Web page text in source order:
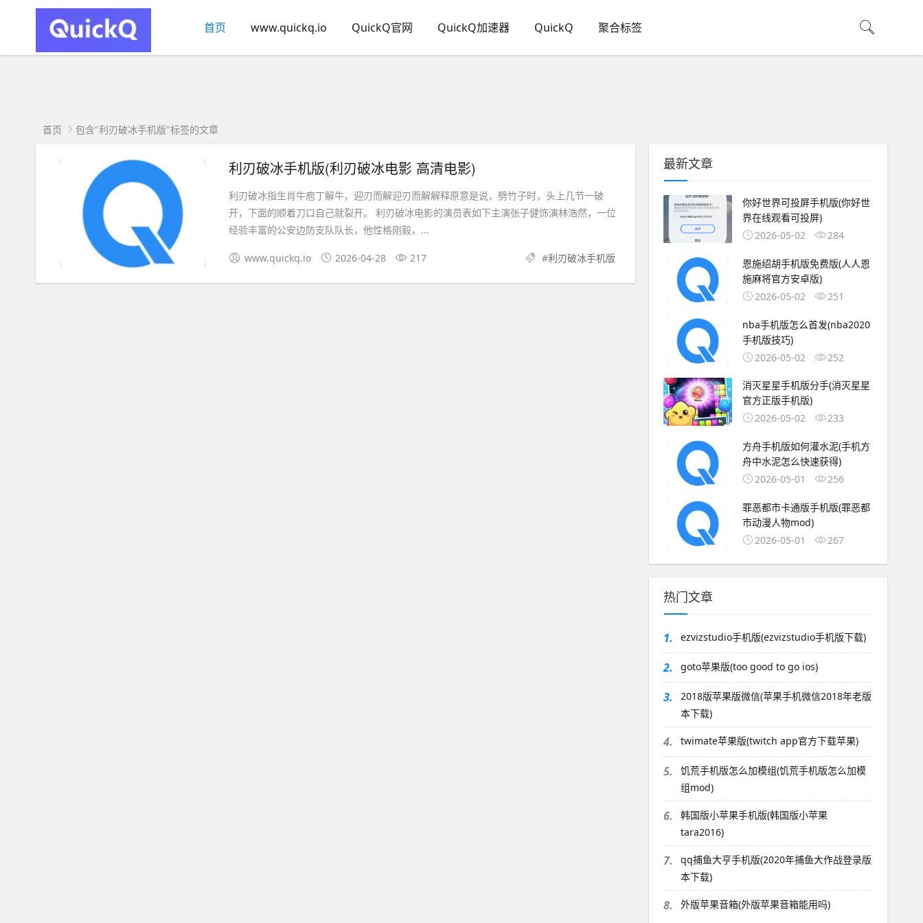
首页 www.quickq.io QuickQ官网 QuickQ加速器 QuickQ 聚合标签
首页 包含"利刃破冰手机版"标签的文章
利刃破冰手机版(利刃破冰电影 高清电影)
利刃破冰指生肖牛庖丁解牛，迎刃而解迎刃而解解释原意是说，劈竹子时，头上几节一破
开，下面的顺着刀口自己就裂开。 利刃破冰电影的演员表如下主演张子健饰演林浩然，一位
经验丰富的公安边防支队队长，他性格刚毅，...
www.quickq.io 2026-04-28 217 #利刃破冰手机版
最新文章
你好世界可投屏手机版(你好世
界在线观看可投屏)
2026-05-02
284
恩施绍胡手机版免费版(人人恩
施麻将官方安卓版)
2026-05-02
251
nba手机版怎么首发(nba2020
手机版技巧)
2026-05-02
252
消灭星星手机版分手(消灭星星
官方正版手机版)
2026-05-02
233
方舟手机版如何灌水泥(手机方
舟中水泥怎么快速获得)
2026-05-01
256
罪恶都市卡通版手机版(罪恶都
市动漫人物mod)
2026-05-01
267
热门文章
1. ezvizstudio手机版(ezvizstudio手机版下载)
2. goto苹果版(too good to go ios)
3.
2018版苹果版微信(苹果手机微信2018年老版
本下载)
4. twimate苹果版(twitch app官方下载苹果)
5.
饥荒手机版怎么加模组(饥荒手机版怎么加模
组mod)
6.
韩国版小苹果手机版(韩国版小苹果
tara2016)
7.
qq捕鱼大亨手机版(2020年捕鱼大作战登录版
本下载)
8. 外版苹果音箱(外版苹果音箱能用吗)